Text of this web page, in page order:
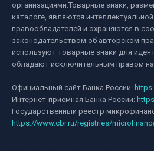
организациями.Товарные знаки,
каталоге, являются
правообладателей и охраняются в
законодательством об авторском
используют товарные знаки для
обладают исключительным правом на
Официальный сайт Банка России:
Интернет-приемная Банка России:
Государственный реестр
https://www.cbr.ru/registries/